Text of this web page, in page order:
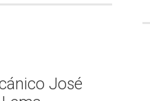
José